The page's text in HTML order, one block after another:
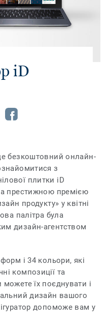
iD
безкоштовний онлайн-
з
плитки iD
престижною премією
продукту» у квітні
палітра була
дизайн-агентством
і 34 кольори, які
композиції та
їх поєднувати і
дизайн вашого
допоможе вам у